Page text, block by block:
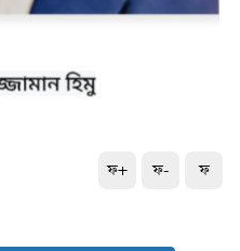
ফ+ ফ- ফ